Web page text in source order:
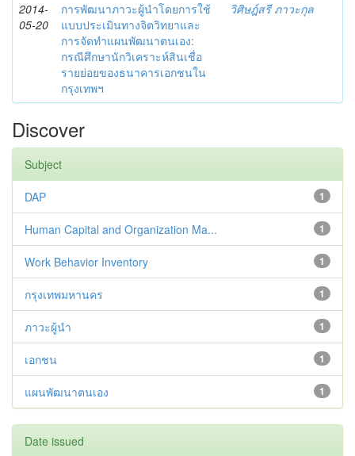
2014-
05-20
การพัฒนาภาวะผู้นำโดยการใช้
แบบประเมินทางจิตวิทยาและ
การจัดทำแผนพัฒนาตนเอง:
กรณีศึกษานักวิเคราะห์สินเชื่อ
รายย่อยของธนาคารเอกชนใน
กรุงเทพฯ
วิศิษฎ์สรี ภาวะกุล
Discover
Subject
1
DAP
1
Human Capital and Organization Ma...
1
Work Behavior Inventory
1
กรุงเทพมหานคร
1
ภาวะผู้นำ
1
เอกชน
1
แผนพัฒนาตนเอง
Date issued